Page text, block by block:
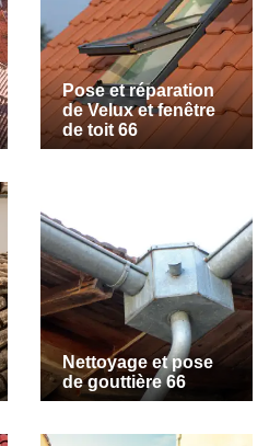
Pose et réparation
de Velux et fenêtre
de toit 66
Nettoyage et pose
de gouttière 66